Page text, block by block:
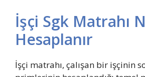
İşçi Sgk Matrahı
Hesaplanır
İşçi matrahı, çalışan bir işçinin